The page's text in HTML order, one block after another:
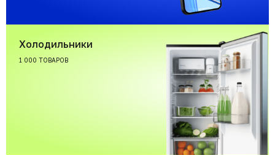
Холодильники
1 000 ТОВАРОВ